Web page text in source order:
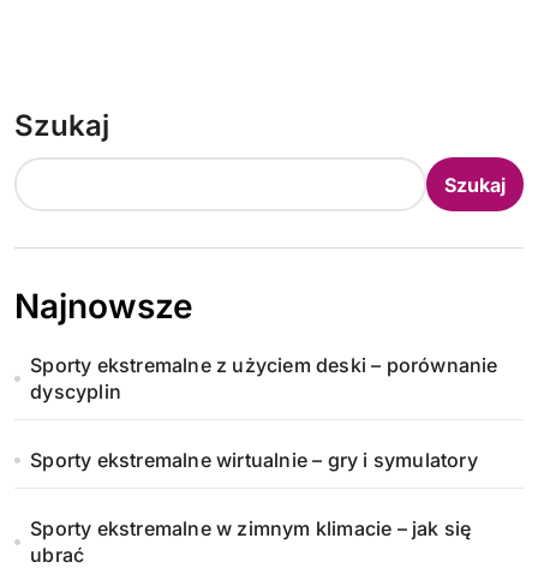
Szukaj
Szukaj
Najnowsze
Sporty ekstremalne z użyciem deski – porównanie
dyscyplin
Sporty ekstremalne wirtualnie – gry i symulatory
Sporty ekstremalne w zimnym klimacie – jak się
ubrać